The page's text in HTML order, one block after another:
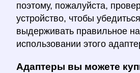
поэтому, пожалуйста,
устройство, чтобы
выдерживать правильное
использовании этого
Адаптеры вы можете